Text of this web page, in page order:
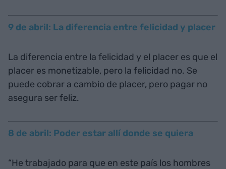
9 de abril: La diferencia entre felicidad y placer
La diferencia entre la felicidad y el placer es que el
placer es monetizable, pero la felicidad no. Se
puede cobrar a cambio de placer, pero pagar no
asegura ser feliz.
8 de abril: Poder estar allí donde se quiera
“He trabajado para que en este país los hombres